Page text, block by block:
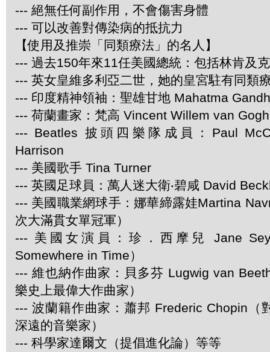
--- 絕無任何副作用，不會傷害身體
--- 可以改善對傳染病的抵抗力
【使用及推崇「同類療法」的名人】
--- 過去150年來11任美國總統：包括林肯及
--- 英女皇維多利亞二世，她的皇宮駐有同類
--- 印度精神領袖：聖雄甘地 Mahatma
--- 荷蘭畫家：梵高 Vincent Willem van Gogh
--- Beatles 披頭四樂隊成員：Paul
Harrison
--- 美國歌手 Tina Turner
--- 英國足球員：萬人迷大衛‧碧咸 David
--- 美國職業網球手：娜華締露娃Martina
次大滿貫女單冠軍）
--- 美國女演員：珍．西摩兒 Jane
Somewhere in Time）
--- 維也納作曲家：貝多芬 Lugwig van
樂史上最偉大作曲家）
--- 波蘭籍作曲家：蕭邦 Frederic Chopin（
深遠的音樂家）
--- 科學家達爾文（提倡進化論）等等